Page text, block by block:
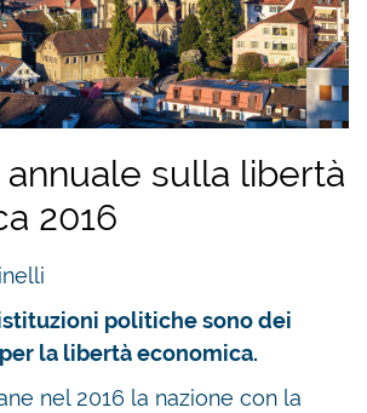
sulla libertà
2016
politiche sono dei
la libertà economica.
nel 2016 la nazione con la